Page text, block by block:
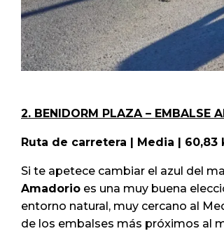
2. BENIDORM PLAZA – EMBALSE
Ruta de carretera | Media | 60,83
Si te apetece cambiar el azul del
Amadorio es una muy buena
entorno natural, muy cercano al
de los embalses más próximos al